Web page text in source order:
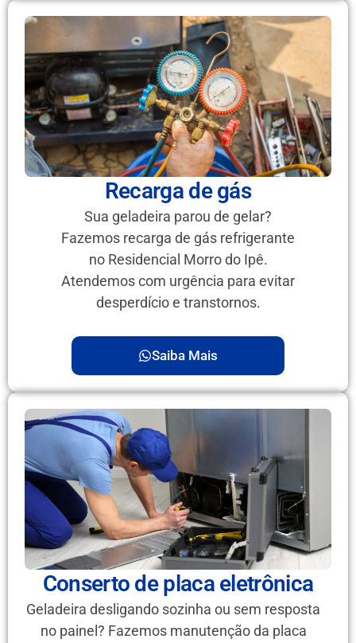
Recarga de gás
Sua geladeira parou de gelar?
Fazemos recarga de gás refrigerante
no Residencial Morro do Ipê.
Atendemos com urgência para evitar
desperdício e transtornos.
Saiba Mais
Conserto de placa eletrônica
Geladeira desligando sozinha ou sem resposta
no painel? Fazemos manutenção da placa